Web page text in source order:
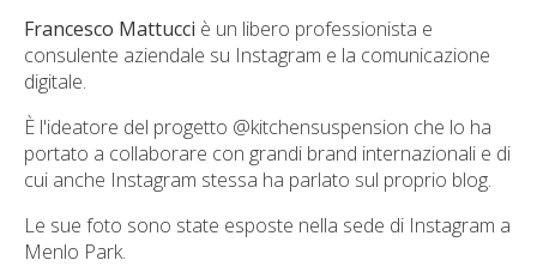
Francesco Mattucci è un libero professionista e
consulente aziendale su Instagram e la comunicazione
digitale.
È l'ideatore del progetto @kitchensuspension che lo ha
portato a collaborare con grandi brand internazionali e di
cui anche Instagram stessa ha parlato sul proprio blog.
Le sue foto sono state esposte nella sede di Instagram a
Menlo Park.